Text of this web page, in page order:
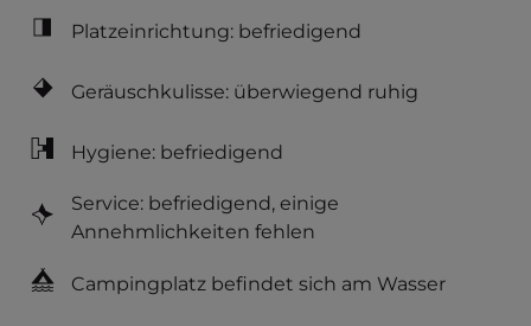
Platzeinrichtung: befriedigend
Geräuschkulisse: überwiegend ruhig
Hygiene: befriedigend
Service: befriedigend, einige
Annehmlichkeiten fehlen
Campingplatz befindet sich am Wasser